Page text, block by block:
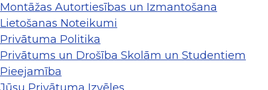
Montāžas Autortiesības un Izmantošana
Lietošanas Noteikumi
Privātuma Politika
Privātums un Drošība Skolām un Studentiem
Pieejamība